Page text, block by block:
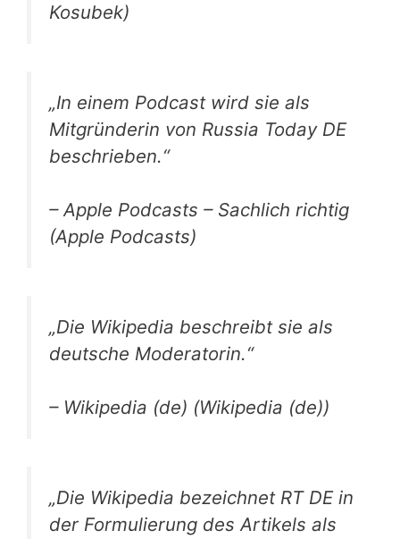
Kosubek)
„In einem Podcast wird sie als
Mitgründerin von Russia Today DE
beschrieben.“
– Apple Podcasts – Sachlich richtig
(Apple Podcasts)
„Die Wikipedia beschreibt sie als
deutsche Moderatorin.“
– Wikipedia (de) (Wikipedia (de))
„Die Wikipedia bezeichnet RT DE in
der Formulierung des Artikels als